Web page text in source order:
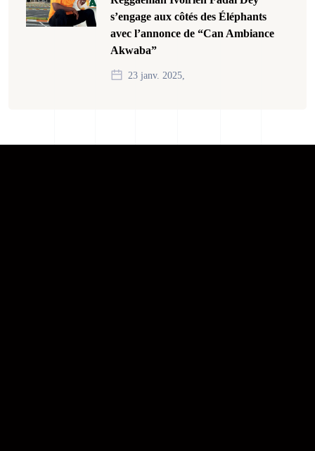
s’engage aux côtés des Éléphants
avec l’annonce de “Can Ambiance
Akwaba”
23 janv. 2025,